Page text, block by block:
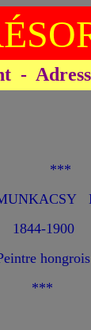
1900
hongrois